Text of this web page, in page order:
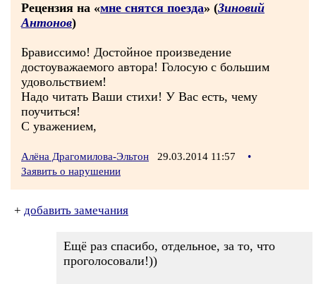
Рецензия на «мне снятся поезда» (Зиновий
Антонов)
Брависсимо! Достойное произведение
достоуважаемого автора! Голосую с большим
удовольствием!
Надо читать Ваши стихи! У Вас есть, чему
поучиться!
С уважением,
Алёна Драгомилова-Эльтон 29.03.2014 11:57
•
Заявить о нарушении
+ добавить замечания
Ещё раз спасибо, отдельное, за то, что
проголосовали!))